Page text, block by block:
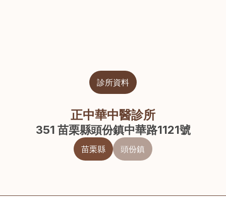
診所資料
正中華中醫診所
351 苗栗縣頭份鎮中華路1121號
苗栗縣 頭份鎮